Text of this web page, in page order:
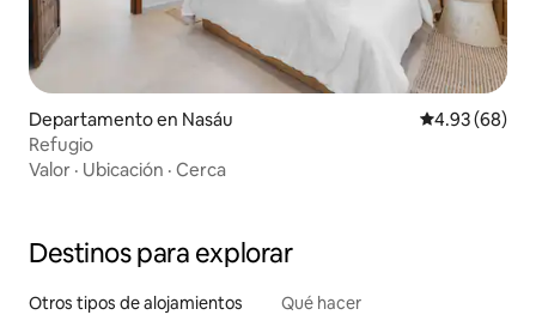
Departamento en Nasáu Calificación
4.93 (68)
Refugio
Valor · Ubicación · Cerca
Destinos para explorar
Otros tipos de alojamientos Qué hacer